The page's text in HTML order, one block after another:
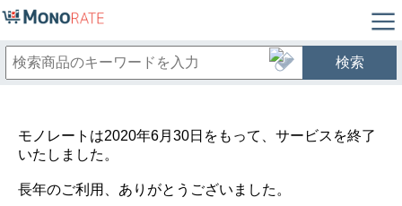
検索
モノレートは2020年6月30日をもって、サービスを終了
いたしました。
長年のご利用、ありがとうございました。